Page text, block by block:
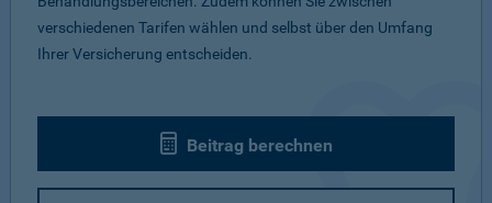
verschiedenen Tarifen wählen und selbst über den Umfang
Ihrer Versicherung entscheiden.
Beitrag berechnen